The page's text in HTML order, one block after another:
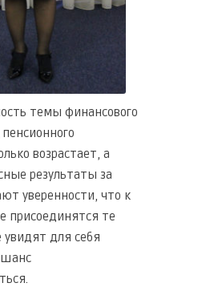
темы финансового
возрастает, а
результаты за
уверенности, что к
присоединятся те
для себя
шанс